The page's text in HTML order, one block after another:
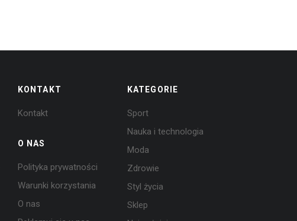
KONTAKT
Kontakt
O NAS
Polityka prywatności
Warunki korzystania
O nas
KATEGORIE
Sport
Nauka i technologia
Moda
Zdrowie
Styl życia
Sklep